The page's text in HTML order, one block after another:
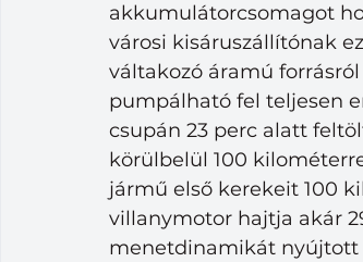
akkumulátorcsomagot
városi kisáruszállítónak
váltakozó áramú
pumpálható fel teljesen
csupán 23 perc alatt
körülbelül 100
jármű első kerekeit 100
villanymotor hajtja akár
menetdinamikát nyújtott